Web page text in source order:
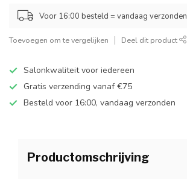
Voor 16:00 besteld = vandaag verzonden
Toevoegen om te vergelijken Deel dit product
Salonkwaliteit voor iedereen
Gratis verzending vanaf €75
Besteld voor 16:00, vandaag verzonden
Productomschrijving